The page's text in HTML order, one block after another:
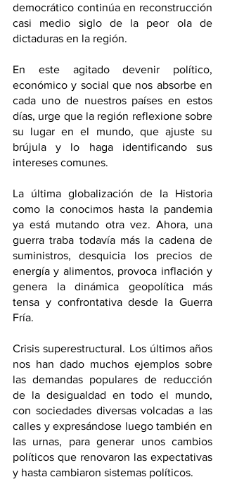
democrático continúa en reconstrucción
casi medio siglo de la peor ola de
dictaduras en la región.
En este agitado devenir político,
económico y social que nos absorbe en
cada uno de nuestros países en estos
días, urge que la región reflexione sobre
su lugar en el mundo, que ajuste su
brújula y lo haga identificando sus
intereses comunes.
La última globalización de la Historia
como la conocimos hasta la pandemia
ya está mutando otra vez. Ahora, una
guerra traba todavía más la cadena de
suministros, desquicia los precios de
energía y alimentos, provoca inflación y
genera la dinámica geopolítica más
tensa y confrontativa desde la Guerra
Fría.
Crisis superestructural. Los últimos años
nos han dado muchos ejemplos sobre
las demandas populares de reducción
de la desigualdad en todo el mundo,
con sociedades diversas volcadas a las
calles y expresándose luego también en
las urnas, para generar unos cambios
políticos que renovaron las expectativas
y hasta cambiaron sistemas políticos.